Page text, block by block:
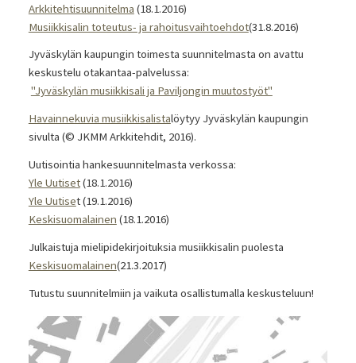
Arkkitehtisuunnitelma (18.1.2016)
Musiikkisalin toteutus- ja rahoitusvaihtoehdot(31.8.2016)
Jyväskylän kaupungin toimesta suunnitelmasta on avattu
keskustelu otakantaa-palvelussa:
"Jyväskylän musiikkisali ja Paviljongin muutostyöt"
Havainnekuvia musiikkisalistalöytyy Jyväskylän kaupungin
sivulta (© JKMM Arkkitehdit, 2016).
Uutisointia hankesuunnitelmasta verkossa:
Yle Uutiset(18.1.2016)
Yle Uutiset (19.1.2016)
Keskisuomalainen (18.1.2016)
Julkaistuja mielipidekirjoituksia musiikkisalin puolesta
Keskisuomalainen(21.3.2017)
Tutustu suunnitelmiin ja vaikuta osallistumalla keskusteluun!